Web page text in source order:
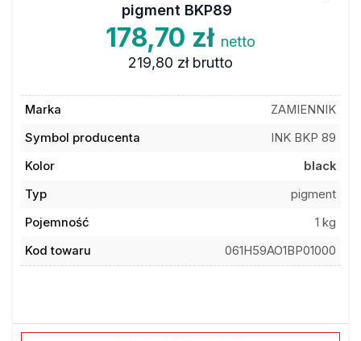
pigment BKP89
178,70 zł netto
219,80 zł brutto
Marka
ZAMIENNIK
Symbol producenta
INK BKP 89
Kolor
black
Typ
pigment
Pojemność
1 kg
Kod towaru
061H59AO1BP01000